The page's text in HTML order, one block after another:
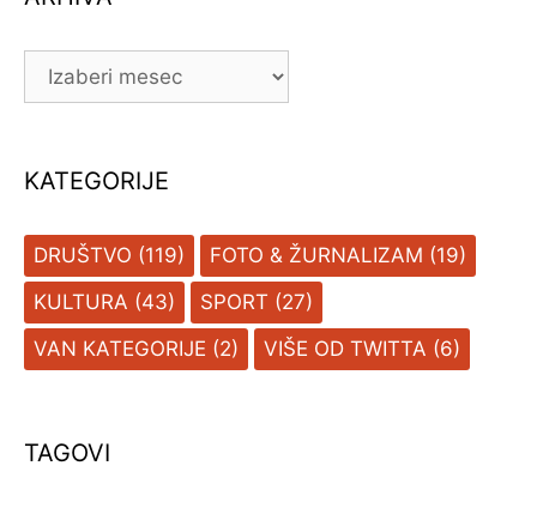
ARHIVA
KATEGORIJE
DRUŠTVO (119) FOTO & ŽURNALIZAM (19)
KULTURA (43) SPORT (27)
VAN KATEGORIJE (2) VIŠE OD TWITTA (6)
TAGOVI